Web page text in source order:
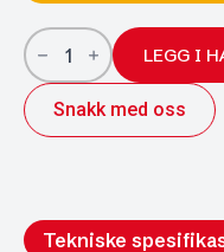
Gassfjærer
Arctic
27/14;
668/300;
2000N
antall
LEGG I
Snakk med oss
Tekniske